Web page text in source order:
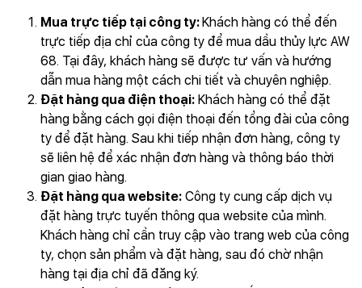
Mua trực tiếp tại công ty:Khách hàng có thể đến
trực tiếp địa chỉ của công ty để mua dầu thủy lực AW
68. Tại đây, khách hàng sẽ được tư vấn và hướng
dẫn mua hàng một cách chi tiết và chuyên nghiệp.
Đặt hàng qua điện thoại: Khách hàng có thể đặt
hàng bằng cách gọi điện thoại đến tổng đài của công
ty để đặt hàng. Sau khi tiếp nhận đơn hàng, công ty
sẽ liên hệ để xác nhận đơn hàng và thông báo thời
gian giao hàng.
Đặt hàng qua website: Công ty cung cấp dịch vụ
đặt hàng trực tuyến thông qua website của mình.
Khách hàng chỉ cần truy cập vào trang web của công
ty, chọn sản phẩm và đặt hàng, sau đó chờ nhận
hàng tại địa chỉ đã đăng ký.